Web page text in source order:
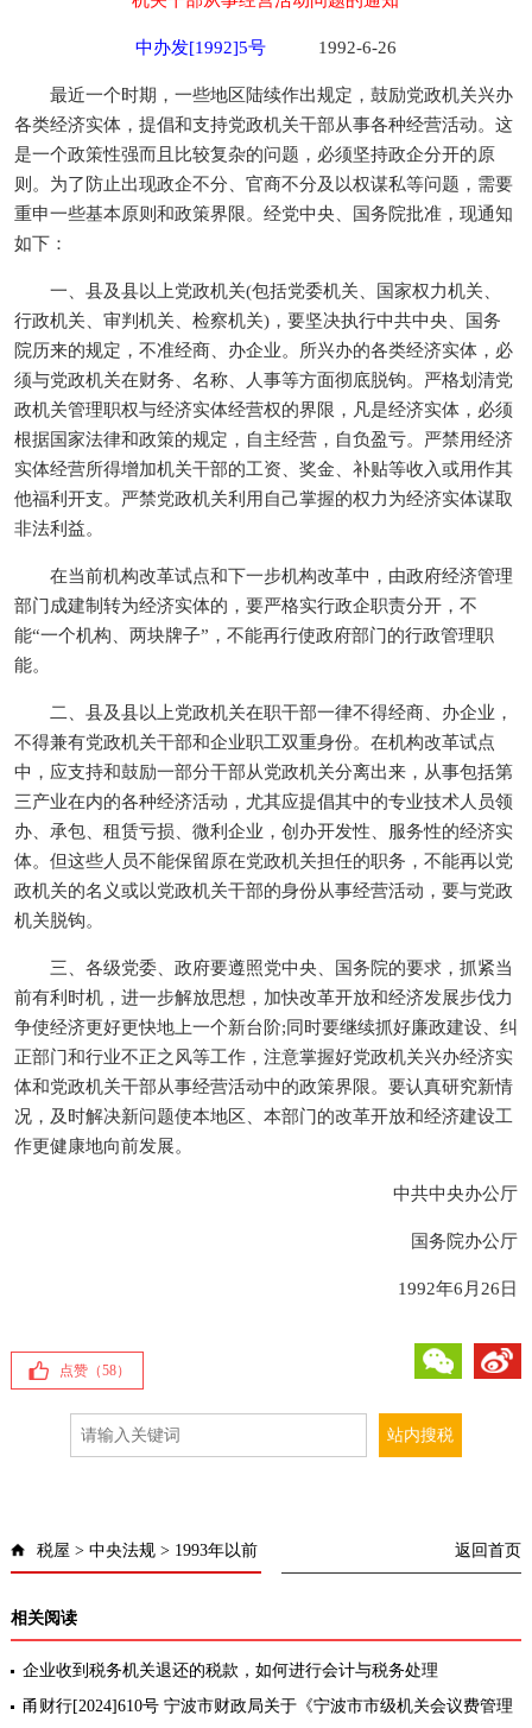
中办发[1992]5号 1992-6-26
最近一个时期，一些地区陆续作出规定，鼓励党政机关兴办
各类经济实体，提倡和支持党政机关干部从事各种经营活动。这
是一个政策性强而且比较复杂的问题，必须坚持政企分开的原
则。为了防止出现政企不分、官商不分及以权谋私等问题，需要
重申一些基本原则和政策界限。经党中央、国务院批准，现通知
如下：
一、县及县以上党政机关(包括党委机关、国家权力机关、
行政机关、审判机关、检察机关)，要坚决执行中共中央、国务
院历来的规定，不准经商、办企业。所兴办的各类经济实体，必
须与党政机关在财务、名称、人事等方面彻底脱钩。严格划清党
政机关管理职权与经济实体经营权的界限，凡是经济实体，必须
根据国家法律和政策的规定，自主经营，自负盈亏。严禁用经济
实体经营所得增加机关干部的工资、奖金、补贴等收入或用作其
他福利开支。严禁党政机关利用自己掌握的权力为经济实体谋取
非法利益。
在当前机构改革试点和下一步机构改革中，由政府经济管理
部门成建制转为经济实体的，要严格实行政企职责分开，不
能“一个机构、两块牌子”，不能再行使政府部门的行政管理职
能。
二、县及县以上党政机关在职干部一律不得经商、办企业，
不得兼有党政机关干部和企业职工双重身份。在机构改革试点
中，应支持和鼓励一部分干部从党政机关分离出来，从事包括第
三产业在内的各种经济活动，尤其应提倡其中的专业技术人员领
办、承包、租赁亏损、微利企业，创办开发性、服务性的经济实
体。但这些人员不能保留原在党政机关担任的职务，不能再以党
政机关的名义或以党政机关干部的身份从事经营活动，要与党政
机关脱钩。
三、各级党委、政府要遵照党中央、国务院的要求，抓紧当
前有利时机，进一步解放思想，加快改革开放和经济发展步伐力
争使经济更好更快地上一个新台阶;同时要继续抓好廉政建设、纠
正部门和行业不正之风等工作，注意掌握好党政机关兴办经济实
体和党政机关干部从事经营活动中的政策界限。要认真研究新情
况，及时解决新问题使本地区、本部门的改革开放和经济建设工
作更健康地向前发展。
中共中央办公厅
国务院办公厅
1992年6月26日
点赞（58）
税屋 > 中央法规> 1993年以前 返回首页
相关阅读
企业收到税务机关退还的税款，如何进行会计与税务处理
甬财行[2024]610号 宁波市财政局关于《宁波市市级机关会议费管理